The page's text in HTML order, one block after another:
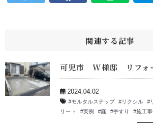
関連する記事
可児市 W様邸 リフォ
2024.04.02
モルタルステップ リクシル
リート
実例 庭 手すり 施工事